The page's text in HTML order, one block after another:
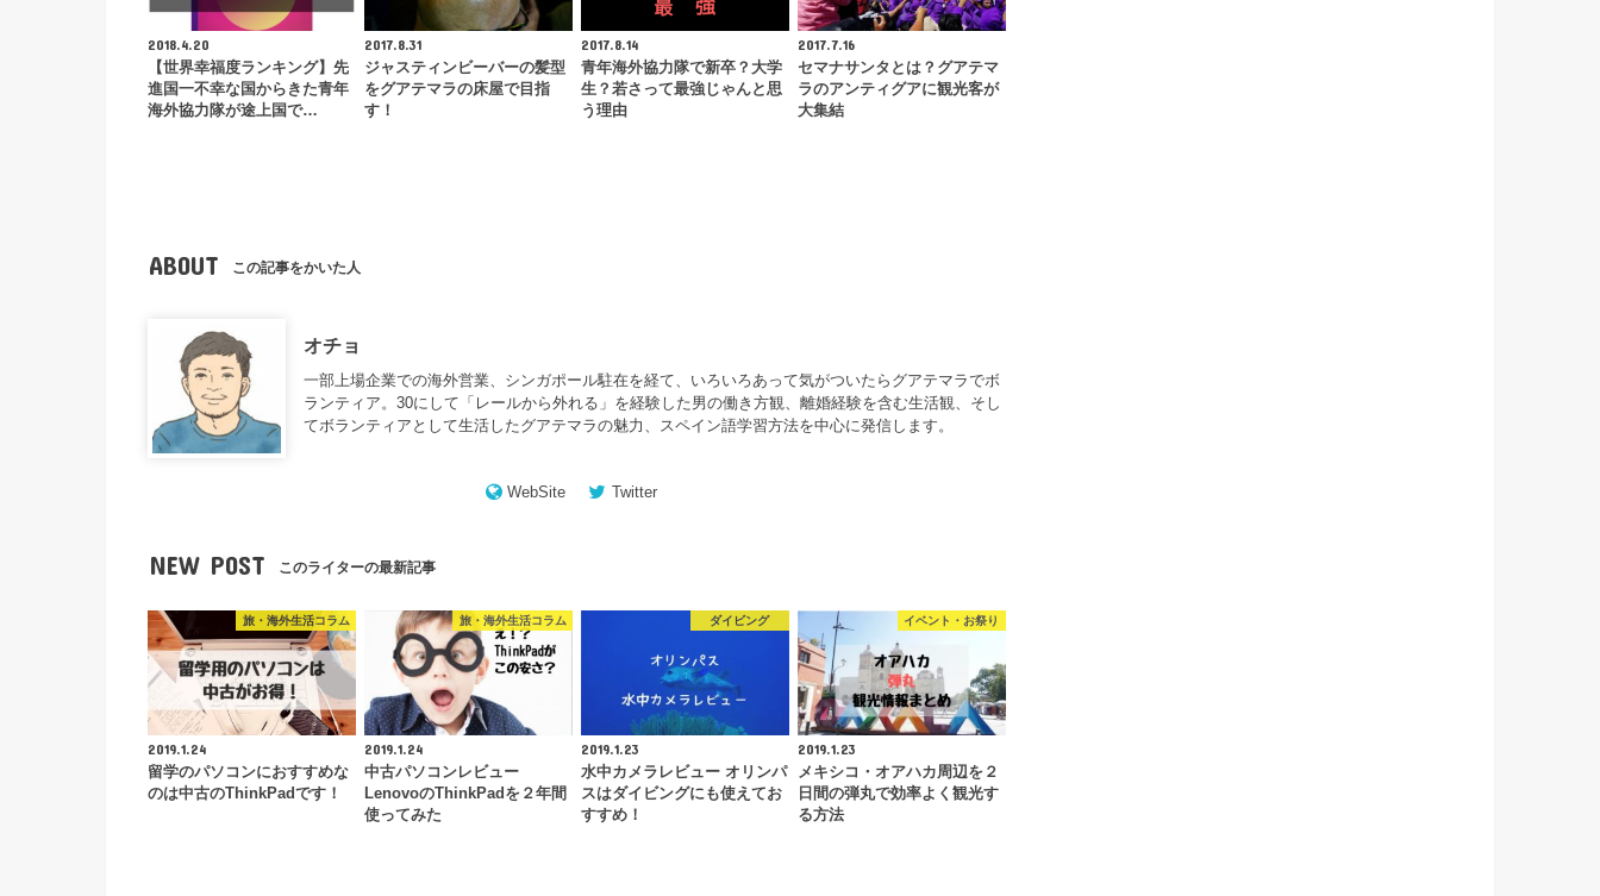
2018.4.20
【世界幸福度ランキング】先
進国一不幸な国からきた青年
海外協力隊が途上国で…
2017.8.31
ジャスティンビーバーの髪型
をグアテマラの床屋で目指
す！
2017.8.14
青年海外協力隊で新卒？大学
生？若さって最強じゃんと思
う理由
2017.7.16
セマナサンタとは？グアテマ
ラのアンティグアに観光客が
大集結
ABOUT この記事をかいた人
オチョ
一部上場企業での海外営業、シンガポール駐在を経て、いろいろあって気がついたらグアテマラでボ
ランティア。30にして「レールから外れる」を経験した男の働き方観、離婚経験を含む生活観、そし
てボランティアとして生活したグアテマラの魅力、スペイン語学習方法を中心に発信します。
WebSite Twitter
NEW POST このライターの最新記事
旅・海外生活コラム
2019.1.24
留学のパソコンにおすすめな
のは中古のThinkPadです！
旅・海外生活コラム
2019.1.24
中古パソコンレビュー
LenovoのThinkPadを２年間
使ってみた
ダイビング
2019.1.23
水中カメラレビュー オリンパ
スはダイビングにも使えてお
すすめ！
イベント・お祭り
2019.1.23
メキシコ・オアハカ周辺を２
日間の弾丸で効率よく観光す
る方法